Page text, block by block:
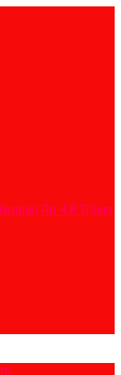
Rp 4,8 Triliun